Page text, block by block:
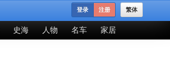
繁体
登录 注册
史海 人物 名车 家居